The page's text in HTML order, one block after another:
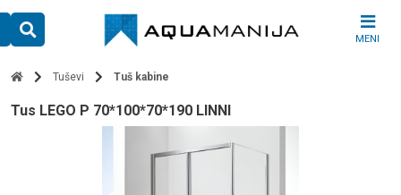
content
MENI
Tuševi Tuš kabine
tus LEGO P 70*100*70*190 LINNI